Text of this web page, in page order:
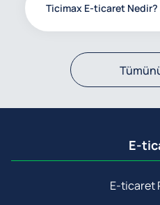
Ticimax E-ticaret Nedir?
E-
E-ticaret